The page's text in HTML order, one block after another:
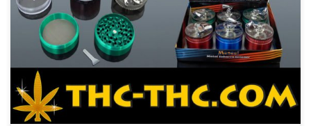
W ostatnim czasie na rynku pojawiło się masę młynków z […]